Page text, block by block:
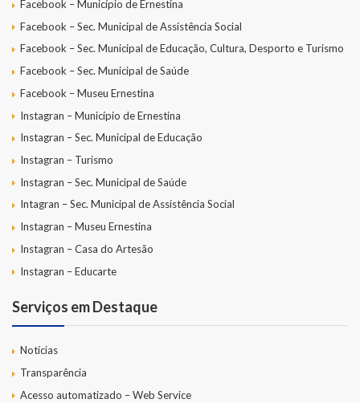
Facebook – Município de Ernestina
Facebook – Sec. Municipal de Assistência Social
Facebook – Sec. Municipal de Educação, Cultura, Desporto e Turismo
Facebook – Sec. Municipal de Saúde
Facebook – Museu Ernestina
Instagran – Município de Ernestina
Instagran – Sec. Municipal de Educação
Instagran – Turismo
Instagran – Sec. Municipal de Saúde
Intagran – Sec. Municipal de Assistência Social
Instagran – Museu Ernestina
Instagran – Casa do Artesão
Instagran – Educarte
Serviços em Destaque
Notícias
Transparência
Acesso automatizado – Web Service